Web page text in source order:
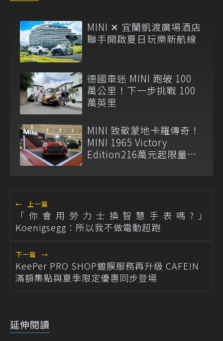
MINI ✕ 宜蘭凱渡廣場酒店
聯手開啟夏日玩樂新航線
德國車迷 MINI 跑破 100
萬公里！下一步挑戰 100
萬英里
MINI 致敬蒙地卡羅傳奇！
MINI 1965 Victory
Edition216萬元起限量登
← 上一篇
「你會用勞力士換智慧手表嗎?」
Koenigsegg：所以我不做電動超跑
下一篇 →
KeePer PRO SHOP鍍膜服務再升級 CAFE!N
滿額集點與夏季限定優惠同步登場
延伸閱讀